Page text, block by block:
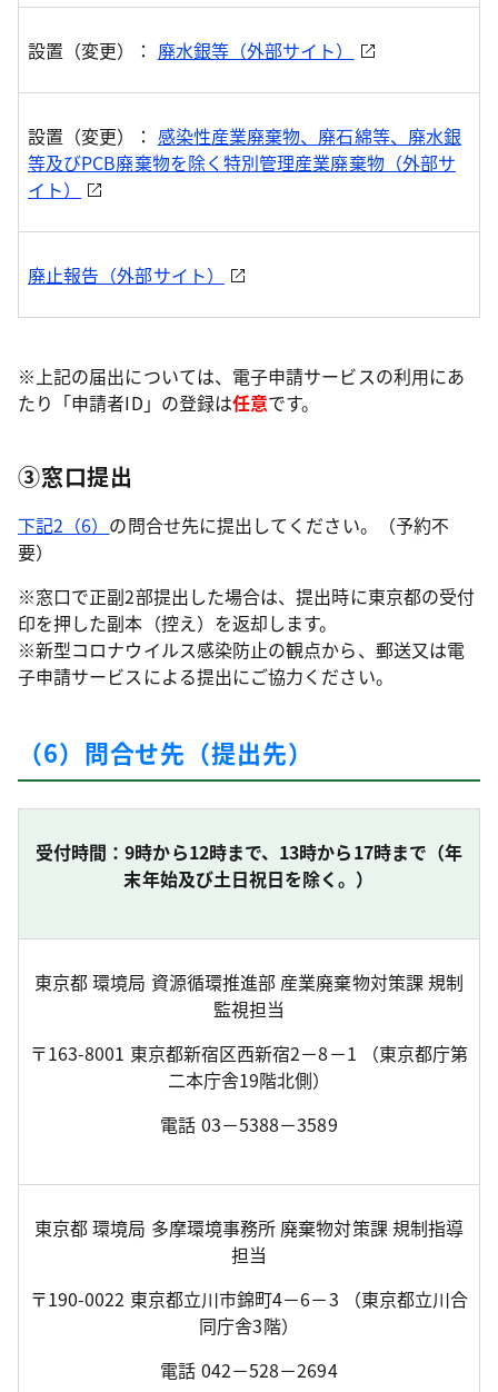
設置（変更）： 廃水銀等（外部サイト）
設置（変更）： 感染性産業廃棄物、廃石綿等、廃水銀
等及びPCB廃棄物を除く特別管理産業廃棄物（外部サ
イト）
廃止報告（外部サイト）
※上記の届出については、電子申請サービスの利用にあ
たり「申請者ID」の登録は任意です。
③窓口提出
下記2（6） の問合せ先に提出してください。（予約不
要）
※窓口で正副2部提出した場合は、提出時に東京都の受付
印を押した副本（控え）を返却します。
※新型コロナウイルス感染防止の観点から、郵送又は電
子申請サービスによる提出にご協力ください。
（6）問合せ先（提出先）
受付時間：9時から12時まで、13時から17時まで（年
末年始及び土日祝日を除く。）
東京都 環境局 資源循環推進部 産業廃棄物対策課 規制
監視担当
〒163-8001 東京都新宿区西新宿2－8－1 （東京都庁第
二本庁舎19階北側）
電話 03－5388－3589
東京都 環境局 多摩環境事務所 廃棄物対策課 規制指導
担当
〒190-0022 東京都立川市錦町4－6－3 （東京都立川合
同庁舎3階）
電話 042－528－2694